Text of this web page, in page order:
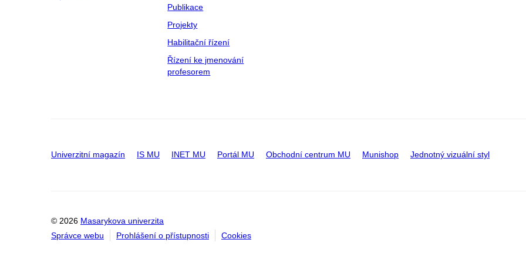
Publikace
Projekty
Habilitační řízení
Řízení ke jmenování
profesorem
Univerzitní magazín IS MU INET MU Portál MU Obchodní centrum MU Munishop Jednotný vizuální styl
© 2026 Masarykova univerzita
Správce webu
Prohlášení o přístupnosti Cookies